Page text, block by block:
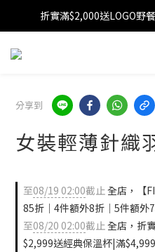
【FINAL SALE
折實滿$2,000送LOGO野
【FINAL
分享到
女裝輕薄針織
至08/19 02:00截止全店，【
85折｜4件額外8折｜5件額外
至08/20 02:00截止全店，折
$2,999送經典保溫杯|滿